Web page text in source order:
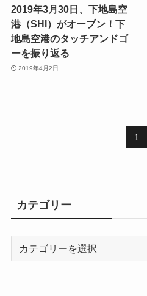
2019年3月30日、下地島空
港（SHI）がオープン！下
地島空港のタッチアンドゴ
ーを振り返る
2019年4月2日
1
カテゴリー